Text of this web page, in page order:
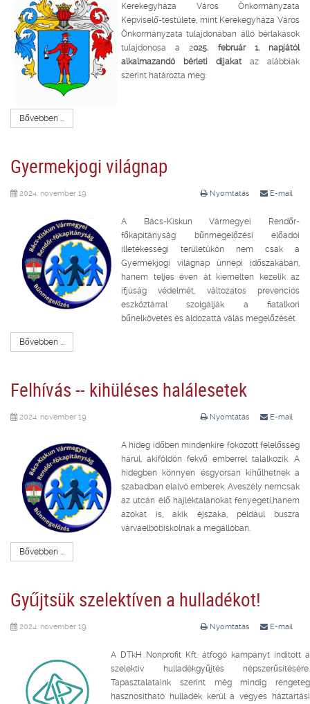
Kerekegyháza Város Önkormányzata
Képviselő-testülete, mint Kerekegyháza Város
Önkormányzata tulajdonában álló bérlakások
tulajdonosa a 2025. február 1. napjától
alkalmazandó bérleti díjakataz alábbiak
szerint határozta meg:
Bővebben ...
Gyermekjogi világnap
Nyomtatás E-mail
2024. november 19.
A Bács-Kiskun Vármegyei Rendőr-
főkapitányság bűnmegelőzési előadói
illetékességi területükön nem csak a
Gyermekjogi világnap ünnepi időszakában,
hanem teljes éven át kiemelten kezelik az
ifjúság védelmét, változatos prevenciós
eszköztárral szolgálják a fiatalkori
bűnelkövetés és áldozattá válás megelőzését.
Bővebben ...
Felhívás -- kihüléses halálesetek
Nyomtatás E-mail
2024. november 19.
A hideg időben mindenkire fokozott felelősség
hárul, akiföldön fekvő emberrel találkozik. A
hidegben könnyen ésgyorsan kihűlhetnek a
szabadban elalvó emberek. Aveszély nemcsak
az utcán élő hajléktalanokat fenyegeti,hanem
azokat is, akik éjszaka, például buszra
várvaelbóbiskolnak a megállóban.
Bővebben ...
Gyűjtsük szelektíven a hulladékot!
Nyomtatás E-mail
2024. november 19.
A DTkH Nonprofit Kft. átfogó kampányt indított a
szelektív hulladékgyűjtés népszerűsítésére.
Tapasztalataink szerint még mindig rengeteg
hasznosítható hulladék kerül a vegyes háztartási